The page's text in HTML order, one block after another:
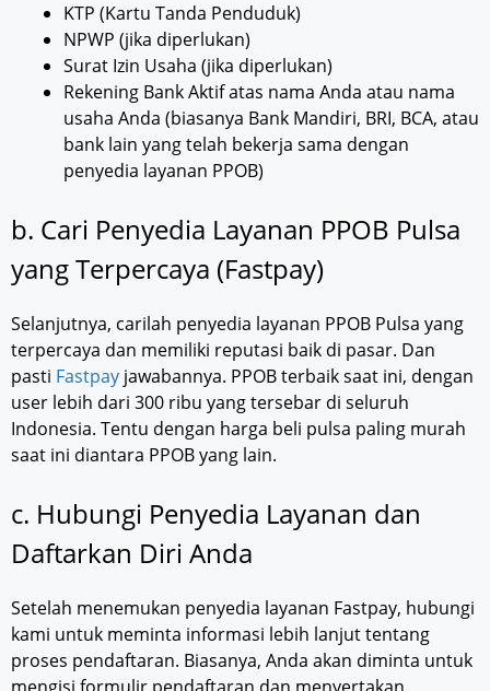
KTP (Kartu Tanda Penduduk)
NPWP (jika diperlukan)
Surat Izin Usaha (jika diperlukan)
Rekening Bank Aktif atas nama Anda atau nama
usaha Anda (biasanya Bank Mandiri, BRI, BCA, atau
bank lain yang telah bekerja sama dengan
penyedia layanan PPOB)
b. Cari Penyedia Layanan PPOB Pulsa
yang Terpercaya (Fastpay)
Selanjutnya, carilah penyedia layanan PPOB Pulsa yang
terpercaya dan memiliki reputasi baik di pasar. Dan
pasti Fastpay jawabannya. PPOB terbaik saat ini, dengan
user lebih dari 300 ribu yang tersebar di seluruh
Indonesia. Tentu dengan harga beli pulsa paling murah
saat ini diantara PPOB yang lain.
c. Hubungi Penyedia Layanan dan
Daftarkan Diri Anda
Setelah menemukan penyedia layanan Fastpay, hubungi
kami untuk meminta informasi lebih lanjut tentang
proses pendaftaran. Biasanya, Anda akan diminta untuk